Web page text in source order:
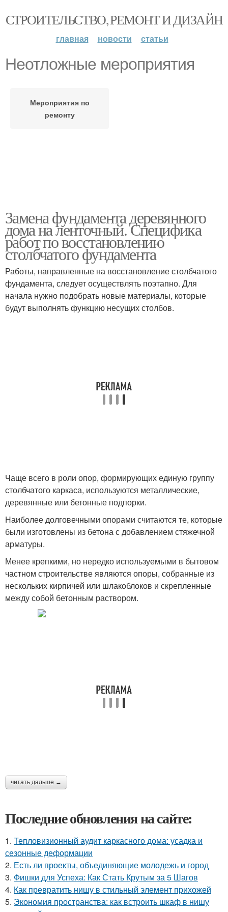
СТРОИТЕЛЬСТВО, РЕМОНТ И ДИЗАЙН
главная новости статьи
Неотложные мероприятия
Мероприятия по
ремонту
Замена фундамента деревянного
дома на ленточный. Специфика
работ по восстановлению
столбчатого фундамента
Работы, направленные на восстановление столбчатого
фундамента, следует осуществлять поэтапно. Для
начала нужно подобрать новые материалы, которые
будут выполнять функцию несущих столбов.
Чаще всего в роли опор, формирующих единую группу
столбчатого каркаса, используются металлические,
деревянные или бетонные подпорки.
Наиболее долговечными опорами считаются те, которые
были изготовлены из бетона с добавлением стяжечной
арматуры.
Менее крепкими, но нередко используемыми в бытовом
частном строительстве являются опоры, собранные из
нескольких кирпичей или шлакоблоков и скрепленные
между собой бетонным раствором.
читать дальше →
Последние обновления на сайте:
1. Тепловизионный аудит каркасного дома: усадка и
сезонные деформации
2. Есть ли проекты, объединяющие молодежь и город
3. Фишки для Успеха: Как Стать Крутым за 5 Шагов
4. Как превратить нишу в стильный элемент прихожей
5. Экономия пространства: как встроить шкаф в нишу